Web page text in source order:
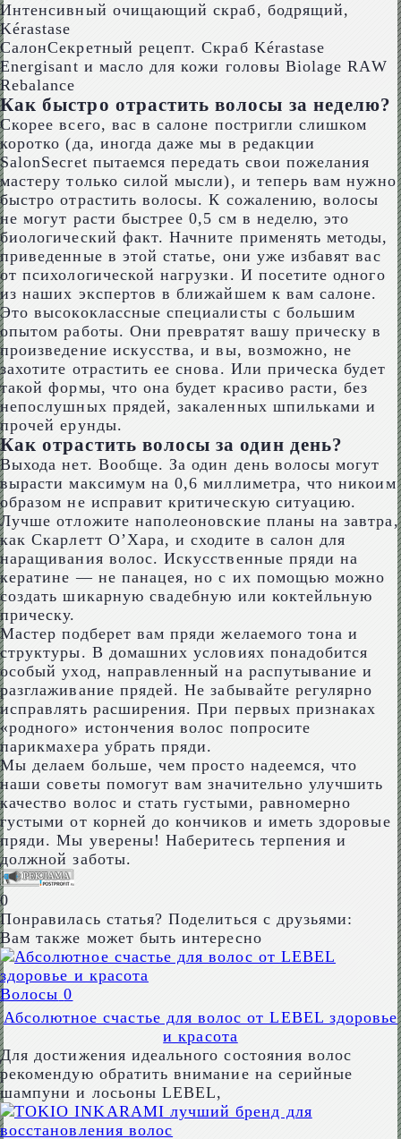
Интенсивный очищающий скраб, бодрящий,
Kérastase
СалонСекретный рецепт. Скраб Kérastase
Energisant и масло для кожи головы Biolage RAW
Rebalance
Как быстро отрастить волосы за неделю?
Скорее всего, вас в салоне постригли слишком
коротко (да, иногда даже мы в редакции
SalonSecret пытаемся передать свои пожелания
мастеру только силой мысли), и теперь вам нужно
быстро отрастить волосы. К сожалению, волосы
не могут расти быстрее 0,5 см в неделю, это
биологический факт. Начните применять методы,
приведенные в этой статье, они уже избавят вас
от психологической нагрузки. И посетите одного
из наших экспертов в ближайшем к вам салоне.
Это высококлассные специалисты с большим
опытом работы. Они превратят вашу прическу в
произведение искусства, и вы, возможно, не
захотите отрастить ее снова. Или прическа будет
такой формы, что она будет красиво расти, без
непослушных прядей, закаленных шпильками и
прочей ерунды.
Как отрастить волосы за один день?
Выхода нет. Вообще. За один день волосы могут
вырасти максимум на 0,6 миллиметра, что никоим
образом не исправит критическую ситуацию.
Лучше отложите наполеоновские планы на завтра,
как Скарлетт О’Хара, и сходите в салон для
наращивания волос. Искусственные пряди на
кератине — не панацея, но с их помощью можно
создать шикарную свадебную или коктейльную
прическу.
Мастер подберет вам пряди желаемого тона и
структуры. В домашних условиях понадобится
особый уход, направленный на распутывание и
разглаживание прядей. Не забывайте регулярно
исправлять расширения. При первых признаках
«родного» истончения волос попросите
парикмахера убрать пряди.
Мы делаем больше, чем просто надеемся, что
наши советы помогут вам значительно улучшить
качество волос и стать густыми, равномерно
густыми от корней до кончиков и иметь здоровые
пряди. Мы уверены! Наберитесь терпения и
должной заботы.
0
Понравилась статья? Поделиться с друзьями:
Вам также может быть интересно
Волосы 0
Абсолютное счастье для волос от LEBEL здоровье
и красота
Для достижения идеального состояния волос
рекомендую обратить внимание на серийные
шампуни и лосьоны LEBEL,